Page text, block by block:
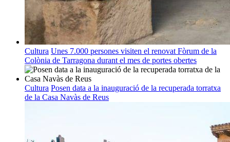
Cultura Unes 7.000 persones visiten el renovat Fòrum de la
Colònia de Tarragona durant el mes de portes obertes
Cultura Posen data a la inauguració de la recuperada torratxa
de la Casa Navàs de Reus